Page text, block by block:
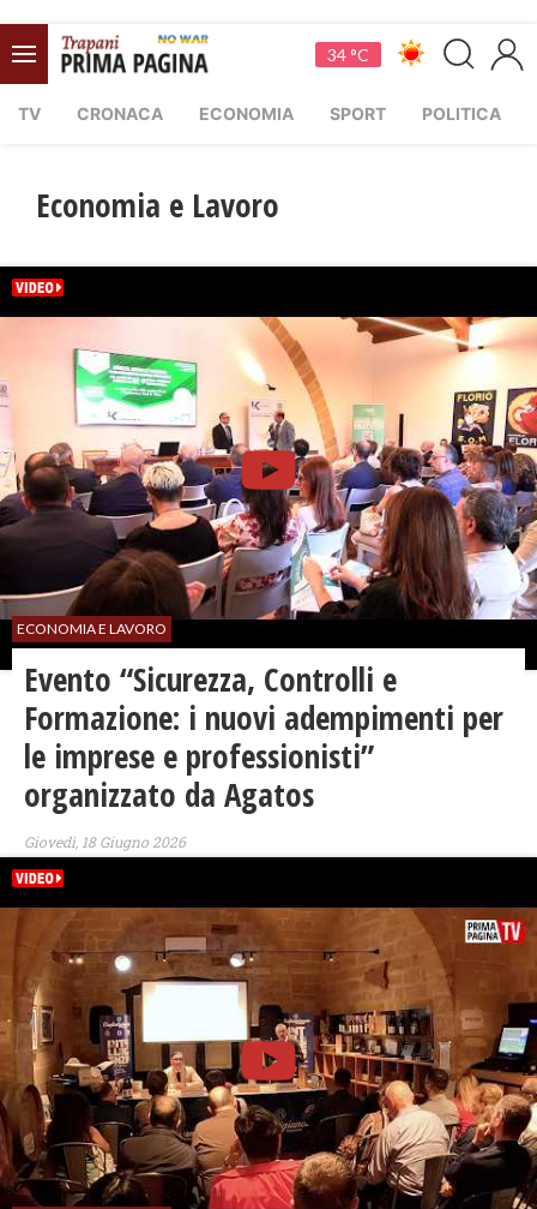
34 °C
TV CRONACA ECONOMIA SPORT POLITICA
Economia e Lavoro
ECONOMIA E LAVORO
Evento “Sicurezza, Controlli e
Formazione: i nuovi adempimenti per
le imprese e professionisti”
organizzato da Agatos
Giovedì, 18 Giugno 2026